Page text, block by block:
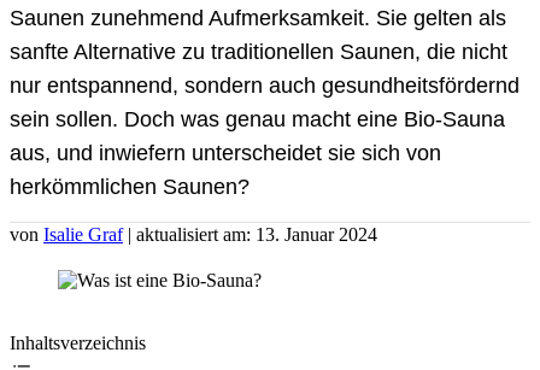
Saunen zunehmend Aufmerksamkeit. Sie gelten als
sanfte Alternative zu traditionellen Saunen, die nicht
nur entspannend, sondern auch gesundheitsfördernd
sein sollen. Doch was genau macht eine Bio-Sauna
aus, und inwiefern unterscheidet sie sich von
herkömmlichen Saunen?
von Isalie Graf | aktualisiert am: 13. Januar 2024
Inhaltsverzeichnis